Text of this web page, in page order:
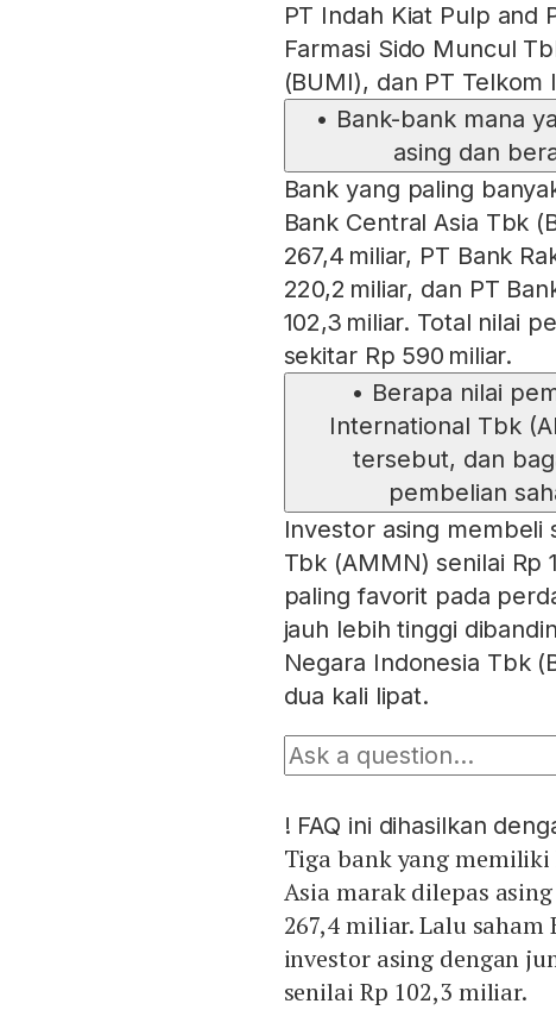
PT Indah Kiat Pulp and
Farmasi Sido Muncul
(BUMI), dan PT
• Bank-bank mana
asing dan
Bank yang paling
Bank Central Asia Tbk
267,4 miliar, PT Bank
220,2 miliar, dan PT
102,3 miliar. Total nilai
sekitar Rp 590 miliar.
• Berapa nilai
International Tbk
tersebut, dan
pembelian
Investor asing membeli
Tbk (AMMN) senilai Rp
paling favorit pada
jauh lebih tinggi
Negara Indonesia Tbk
dua kali lipat.
! FAQ ini dihasilkan
Tiga bank yang
Asia marak dilepas
267,4 miliar. Lalu
investor asing dengan
senilai Rp 102,3 miliar.